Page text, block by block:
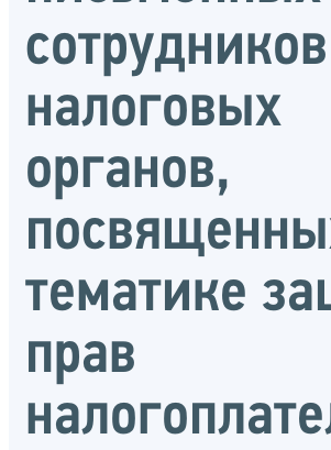
сотрудников
налоговых
органов,
тематике
прав